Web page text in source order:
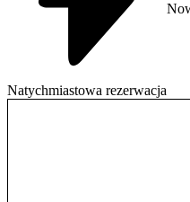
Natychmiastowa rezerwacja